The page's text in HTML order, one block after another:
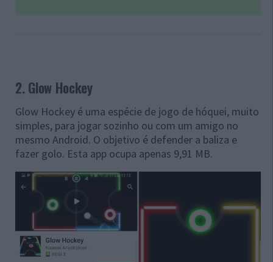
2. Glow Hockey
Glow Hockey é uma espécie de jogo de hóquei, muito
simples, para jogar sozinho ou com um amigo no
mesmo Android. O objetivo é defender a baliza e
fazer golo. Esta app ocupa apenas 9,91 MB.